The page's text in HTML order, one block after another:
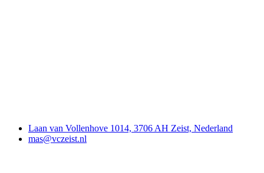
Laan van Vollenhove 1014, 3706 AH Zeist, Nederland
mas@vczeist.nl